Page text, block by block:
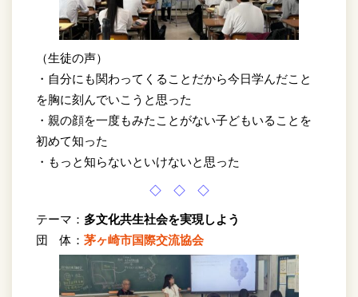
（生徒の声）
・自分にも関わってくることだから今日学んだこと
を胸に刻んでいこうと思った
・親の顔を一度もみたことがない子どもいることを
初めて知った
・もっと知らないといけないと思った
◇ ◇ ◇
テーマ： 多文化共生社会を実現しよう
団 体： 茅ヶ崎市国際交流協会